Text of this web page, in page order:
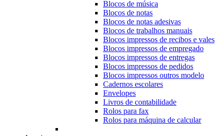
Blocos de música
Blocos de notas
Blocos de notas adesivas
Blocos de trabalhos manuais
Blocos impressos de recibos e vales
Blocos impressos de empregado
Blocos impressos de entregas
Blocos impressos de pedidos
Blocos impressos outros modelo
Cadernos escolares
Envelopes
Livros de contabilidade
Rolos para fax
Rolos para máquina de calcular